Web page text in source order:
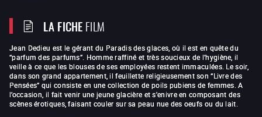
LA FICHEFILM
Jean Dedieu est le gérant du Paradis des glaces, où il est en quête du
“parfum des parfums”. Homme raffiné et très soucieux de l’hygiène, il
veille à ce que les blouses de ses employées restent immaculées. Le soir,
dans son grand appartement, il feuillette religieusement son “Livre des
Pensées” qui consiste en une collection de poils pubiens de femmes. A
l’occasion, il fait venir une jeune glacière et s'enivre en composant des
scènes érotiques, faisant couler sur sa peau nue des oeufs ou du lait.